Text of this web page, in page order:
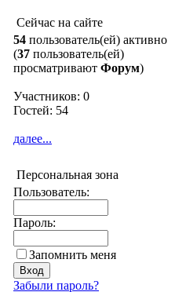
Сейчас на сайте
54 пользователь(ей) активно
(37 пользователь(ей)
просматривают Форум)
Участников: 0
Гостей: 54
далее...
Персональная зона
Пользователь:
Пароль:
Запомнить меня
Забыли пароль?